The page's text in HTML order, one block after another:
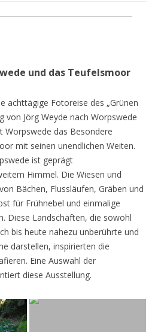
und das Teufelsmoor
achttägige Fotoreise des „Grünen
von Jörg Weyde nach Worpswede
Worpswede das Besondere
mit seinen unendlichen Weiten.
ist geprägt
Himmel. Die Wiesen und
Bächen, Flussläufen, Gräben und
für Frühnebel und einmalige
Diese Landschaften, die sowohl
bis heute nahezu unberührte und
darstellen, inspirierten die
Eine Auswahl der
diese Ausstellung.